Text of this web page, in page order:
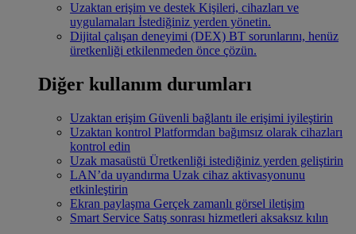
Uzaktan erişim ve destek Kişileri, cihazları ve
uygulamaları İstediğiniz yerden yönetin.
Dijital çalışan deneyimi (DEX) BT sorunlarını, henüz
üretkenliği etkilenmeden önce çözün.
Diğer kullanım durumları
Uzaktan erişim Güvenli bağlantı ile erişimi iyileştirin
Uzaktan kontrol Platformdan bağımsız olarak cihazları
kontrol edin
Uzak masaüstü Üretkenliği istediğiniz yerden geliştirin
LAN’da uyandırma Uzak cihaz aktivasyonunu
etkinleştirin
Ekran paylaşma Gerçek zamanlı görsel iletişim
Smart Service Satış sonrası hizmetleri aksaksız kılın